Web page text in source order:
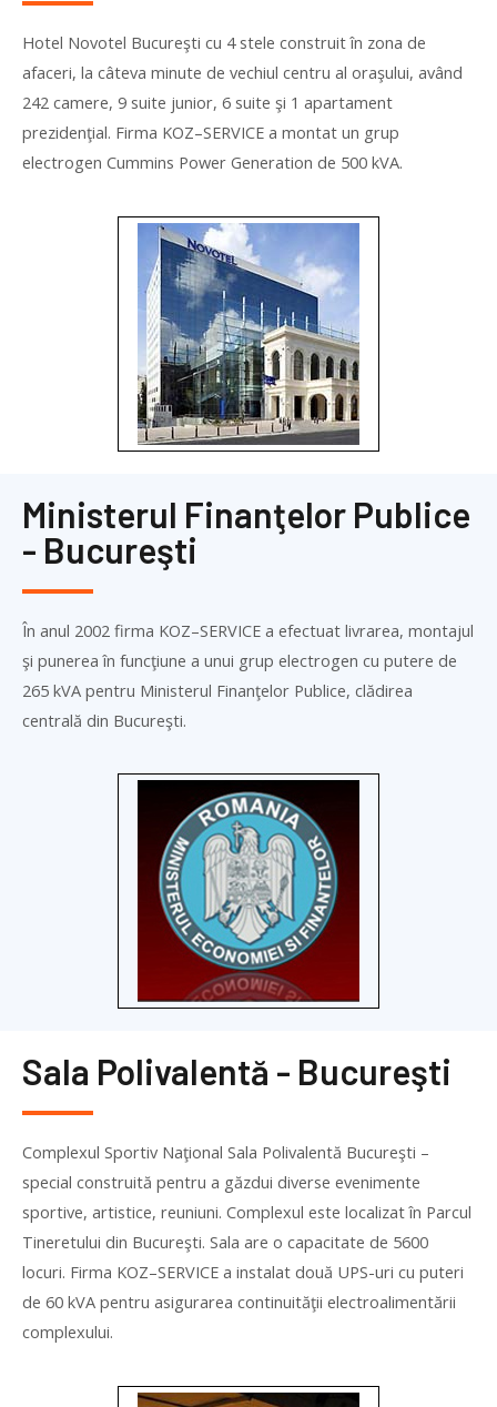
Hotel Novotel Bucureşti cu 4 stele construit în zona de
afaceri, la câteva minute de vechiul centru al oraşului, având
242 camere, 9 suite junior, 6 suite şi 1 apartament
prezidenţial. Firma KOZ–SERVICE a montat un grup
electrogen Cummins Power Generation de 500 kVA.
Ministerul Finanţelor Publice
- Bucureşti
În anul 2002 firma KOZ–SERVICE a efectuat livrarea, montajul
şi punerea în funcţiune a unui grup electrogen cu putere de
265 kVA pentru Ministerul Finanţelor Publice, clădirea
centrală din Bucureşti.
Sala Polivalentă - Bucureşti
Complexul Sportiv Naţional Sala Polivalentă Bucureşti –
special construită pentru a găzdui diverse evenimente
sportive, artistice, reuniuni. Complexul este localizat în Parcul
Tineretului din Bucureşti. Sala are o capacitate de 5600
locuri. Firma KOZ–SERVICE a instalat două UPS-uri cu puteri
de 60 kVA pentru asigurarea continuităţii electroalimentării
complexului.